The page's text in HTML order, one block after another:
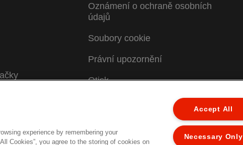
Oznámení o ochraně osobních
údajů
Soubory cookie
Právní upozornění
Otisk
experience by remembering your
Cookies”, you agree to the storing of cookies on
Accept All
Necessary Only